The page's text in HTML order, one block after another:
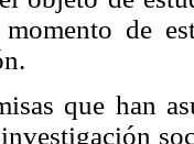
de
que han